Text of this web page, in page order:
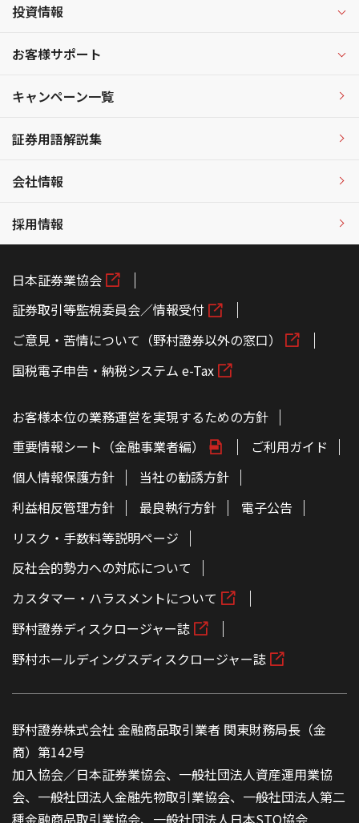
投資情報
お客様サポート
キャンペーン一覧
証券用語解説集
会社情報
採用情報
日本証券業協会
証券取引等監視委員会／情報受付
ご意見・苦情について（野村證券以外の窓口）
国税電子申告・納税システム e-Tax
お客様本位の業務運営を実現するための方針
重要情報シート（金融事業者編）
ご利用ガイド
個人情報保護方針
当社の勧誘方針
利益相反管理方針
最良執行方針
電子公告
リスク・手数料等説明ページ
反社会的勢力への対応について
カスタマー・ハラスメントについて
野村證券ディスクロージャー誌
野村ホールディングスディスクロージャー誌
野村證券株式会社 金融商品取引業者 関東財務局長（金
商）第142号
加入協会／日本証券業協会、一般社団法人資産運用業協
会、一般社団法人金融先物取引業協会、一般社団法人第二